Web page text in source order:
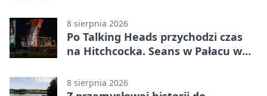
8 sierpnia 2026
Po Talking Heads przychodzi czas
na Hitchcocka. Seans w Pałacu w
8 sierpnia 2026